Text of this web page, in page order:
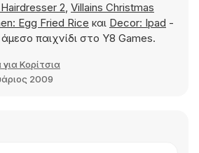
2, Villains Christmas
Egg Fried Rice και Decor: Ipad -
παιχνίδι στο Y8 Games.
για Κορίτσια
2009